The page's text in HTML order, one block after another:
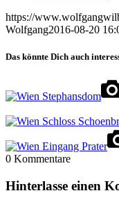
https://
Wolfgang2016-08-20
Das könnte Dich auch
0 Kommentare
Hinterlasse einen